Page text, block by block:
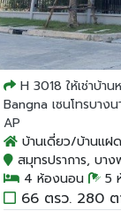
H 3018 ให้เช่าบ้า
Bangna เซนโทรบาง
AP
บ้านเดี่ยว/บ้านแฝด
สมุทรปราการ, บา
4 ห้องนอน
5
66 ตรว. 280 ต